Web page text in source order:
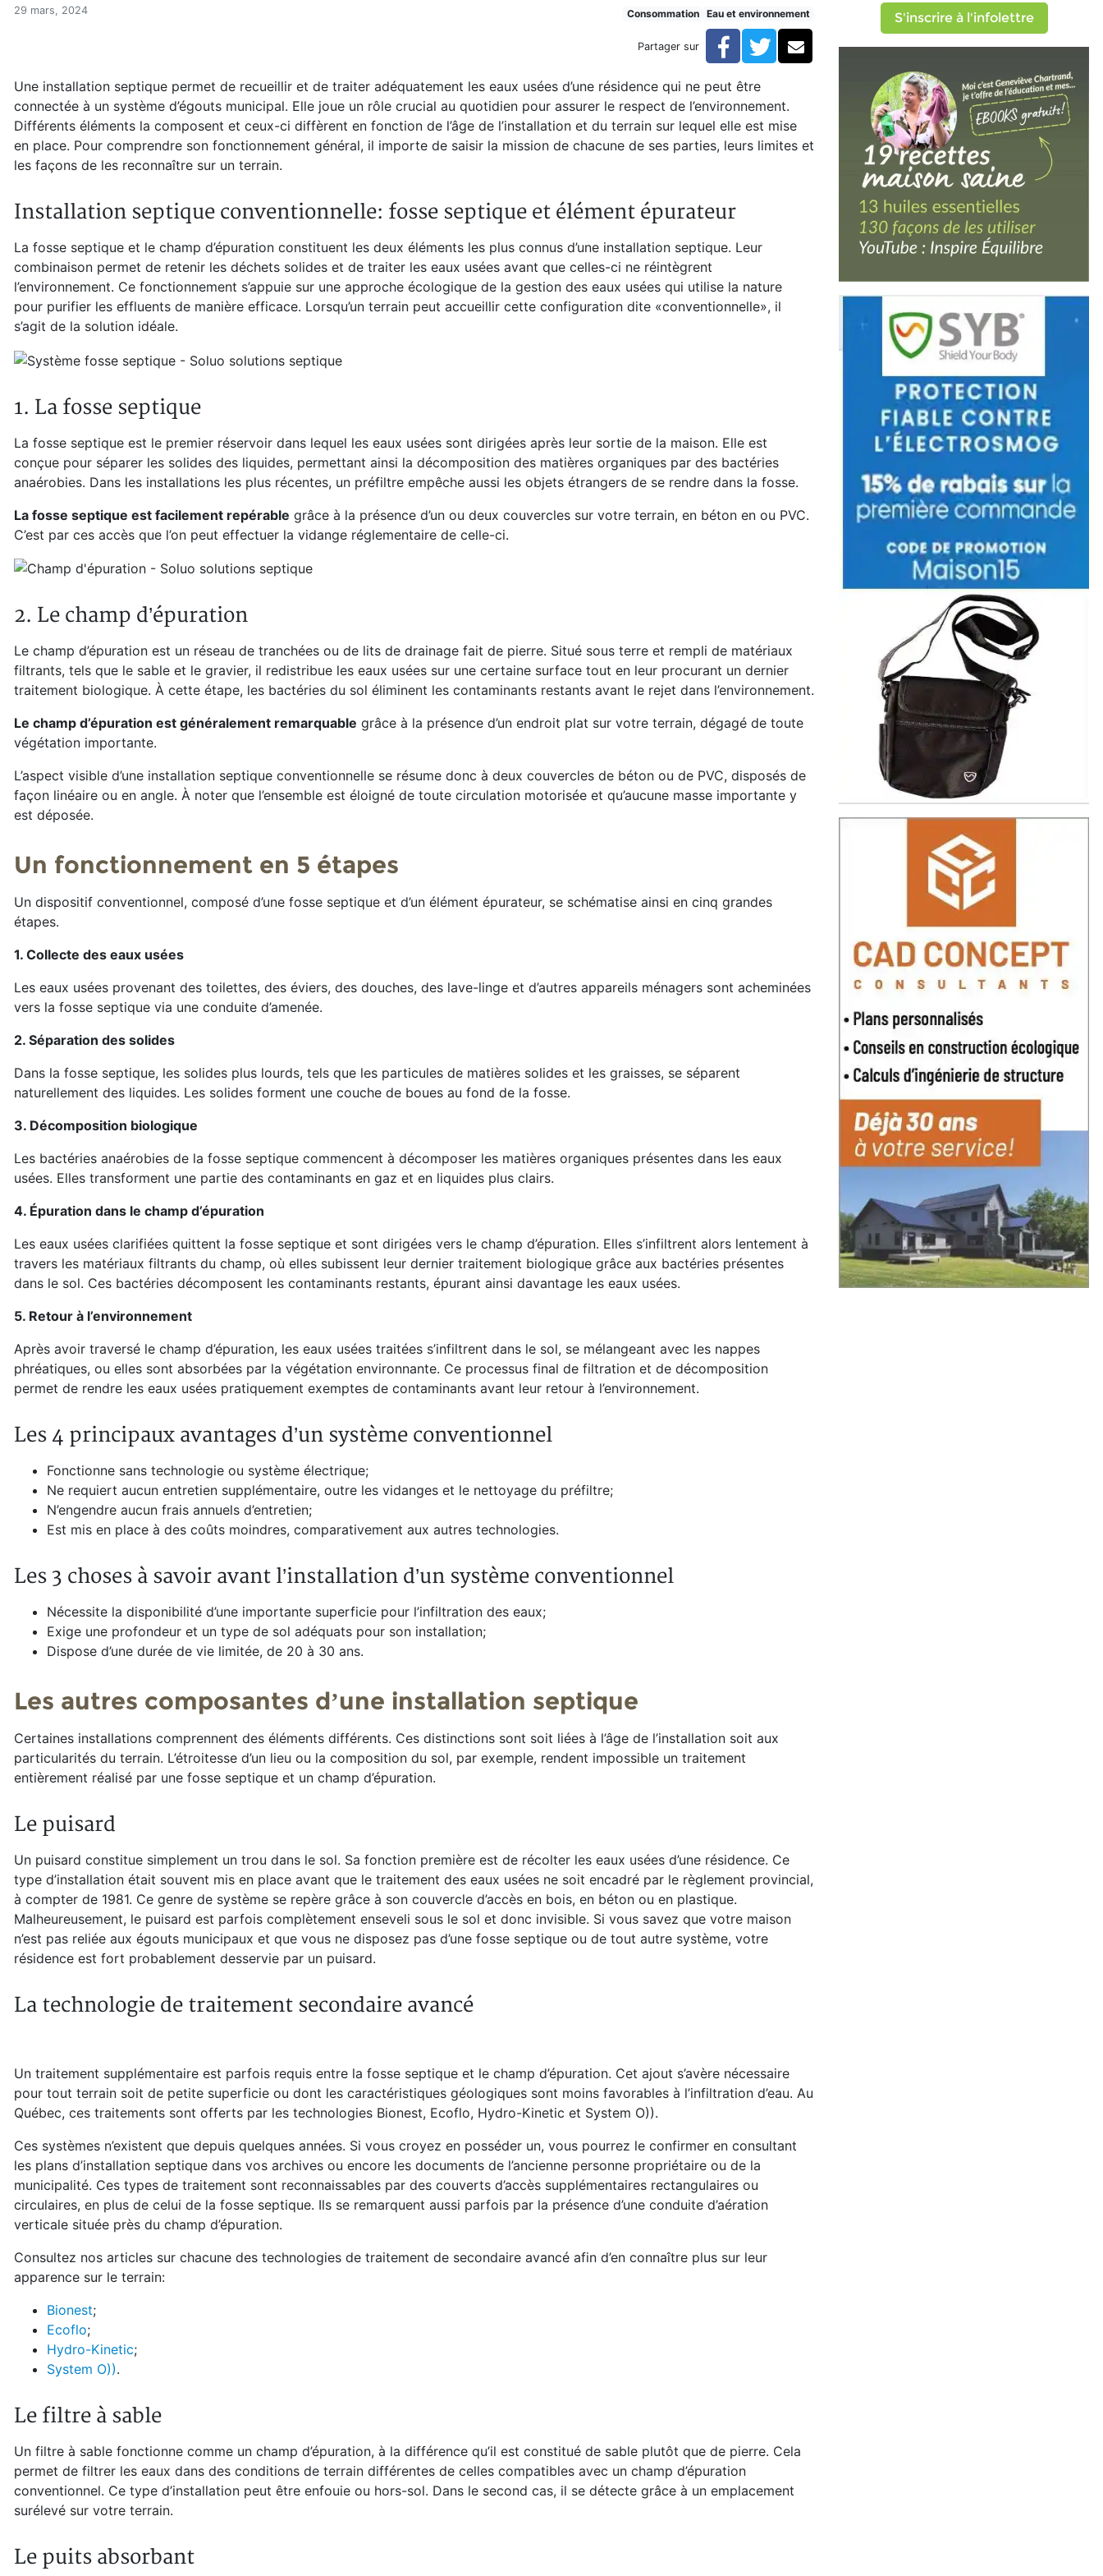
Accueil
Fosse septique : le guide complet
Fosse septique : le guide complet
29 mars, 2024 Consommation Eau et environnement
Partager sur Facebook
TwitterCourriel
Une installation septique permet de recueillir et de traiter adéquatement les eaux usées d’une résidence qui ne peut être
connectée à un système d’égouts municipal. Elle joue un rôle crucial au quotidien pour assurer le respect de l’environnement.
Différents éléments la composent et ceux-ci diffèrent en fonction de l’âge de l’installation et du terrain sur lequel elle est mise
en place. Pour comprendre son fonctionnement général, il importe de saisir la mission de chacune de ses parties, leurs limites et
les façons de les reconnaître sur un terrain.
Installation septique conventionnelle: fosse septique et élément épurateur
La fosse septique et le champ d’épuration constituent les deux éléments les plus connus d’une installation septique. Leur
combinaison permet de retenir les déchets solides et de traiter les eaux usées avant que celles-ci ne réintègrent
l’environnement. Ce fonctionnement s’appuie sur une approche écologique de la gestion des eaux usées qui utilise la nature
pour purifier les effluents de manière efficace. Lorsqu’un terrain peut accueillir cette configuration dite «conventionnelle», il
s’agit de la solution idéale.
1. La fosse septique
La fosse septique est le premier réservoir dans lequel les eaux usées sont dirigées après leur sortie de la maison. Elle est
conçue pour séparer les solides des liquides, permettant ainsi la décomposition des matières organiques par des bactéries
anaérobies. Dans les installations les plus récentes, un préfiltre empêche aussi les objets étrangers de se rendre dans la fosse.
La fosse septique est facilement repérable grâce à la présence d’un ou deux couvercles sur votre terrain, en béton en ou PVC.
C’est par ces accès que l’on peut effectuer la vidange réglementaire de celle-ci.
2. Le champ d’épuration
Le champ d’épuration est un réseau de tranchées ou de lits de drainage fait de pierre. Situé sous terre et rempli de matériaux
filtrants, tels que le sable et le gravier, il redistribue les eaux usées sur une certaine surface tout en leur procurant un dernier
traitement biologique. À cette étape, les bactéries du sol éliminent les contaminants restants avant le rejet dans l’environnement.
Le champ d’épuration est généralement remarquable grâce à la présence d’un endroit plat sur votre terrain, dégagé de toute
végétation importante.
L’aspect visible d’une installation septique conventionnelle se résume donc à deux couvercles de béton ou de PVC, disposés de
façon linéaire ou en angle. À noter que l’ensemble est éloigné de toute circulation motorisée et qu’aucune masse importante y
est déposée.
Un fonctionnement en 5 étapes
Un dispositif conventionnel, composé d’une fosse septique et d’un élément épurateur, se schématise ainsi en cinq grandes
étapes.
1. Collecte des eaux usées
Les eaux usées provenant des toilettes, des éviers, des douches, des lave-linge et d’autres appareils ménagers sont acheminées
vers la fosse septique via une conduite d’amenée.
2. Séparation des solides
Dans la fosse septique, les solides plus lourds, tels que les particules de matières solides et les graisses, se séparent
naturellement des liquides. Les solides forment une couche de boues au fond de la fosse.
3. Décomposition biologique
Les bactéries anaérobies de la fosse septique commencent à décomposer les matières organiques présentes dans les eaux
usées. Elles transforment une partie des contaminants en gaz et en liquides plus clairs.
4. Épuration dans le champ d’épuration
Les eaux usées clarifiées quittent la fosse septique et sont dirigées vers le champ d’épuration. Elles s’infiltrent alors lentement à
travers les matériaux filtrants du champ, où elles subissent leur dernier traitement biologique grâce aux bactéries présentes
dans le sol. Ces bactéries décomposent les contaminants restants, épurant ainsi davantage les eaux usées.
5. Retour à l’environnement
Après avoir traversé le champ d’épuration, les eaux usées traitées s’infiltrent dans le sol, se mélangeant avec les nappes
phréatiques, ou elles sont absorbées par la végétation environnante. Ce processus final de filtration et de décomposition
permet de rendre les eaux usées pratiquement exemptes de contaminants avant leur retour à l’environnement.
Les 4 principaux avantages d’un système conventionnel
Fonctionne sans technologie ou système électrique;
Ne requiert aucun entretien supplémentaire, outre les vidanges et le nettoyage du préfiltre;
N’engendre aucun frais annuels d’entretien;
Est mis en place à des coûts moindres, comparativement aux autres technologies.
Les 3 choses à savoir avant l’installation d’un système conventionnel
Nécessite la disponibilité d’une importante superficie pour l’infiltration des eaux;
Exige une profondeur et un type de sol adéquats pour son installation;
Dispose d’une durée de vie limitée, de 20 à 30 ans.
Les autres composantes d’une installation septique
Certaines installations comprennent des éléments différents. Ces distinctions sont soit liées à l’âge de l’installation soit aux
particularités du terrain. L’étroitesse d’un lieu ou la composition du sol, par exemple, rendent impossible un traitement
entièrement réalisé par une fosse septique et un champ d’épuration.
Le puisard
Un puisard constitue simplement un trou dans le sol. Sa fonction première est de récolter les eaux usées d’une résidence. Ce
type d’installation était souvent mis en place avant que le traitement des eaux usées ne soit encadré par le règlement provincial,
à compter de 1981. Ce genre de système se repère grâce à son couvercle d’accès en bois, en béton ou en plastique.
Malheureusement, le puisard est parfois complètement enseveli sous le sol et donc invisible. Si vous savez que votre maison
n’est pas reliée aux égouts municipaux et que vous ne disposez pas d’une fosse septique ou de tout autre système, votre
résidence est fort probablement desservie par un puisard.
La technologie de traitement secondaire avancé
Un traitement supplémentaire est parfois requis entre la fosse septique et le champ d’épuration. Cet ajout s’avère nécessaire
pour tout terrain soit de petite superficie ou dont les caractéristiques géologiques sont moins favorables à l’infiltration d’eau. Au
Québec, ces traitements sont offerts par les technologies Bionest, Ecoflo, Hydro-Kinetic et System O)).
Ces systèmes n’existent que depuis quelques années. Si vous croyez en posséder un, vous pourrez le confirmer en consultant
les plans d’installation septique dans vos archives ou encore les documents de l’ancienne personne propriétaire ou de la
municipalité. Ces types de traitement sont reconnaissables par des couverts d’accès supplémentaires rectangulaires ou
circulaires, en plus de celui de la fosse septique. Ils se remarquent aussi parfois par la présence d’une conduite d’aération
verticale située près du champ d’épuration.
Consultez nos articles sur chacune des technologies de traitement de secondaire avancé afin d’en connaître plus sur leur
apparence sur le terrain:
Bionest;
Ecoflo;
Hydro-Kinetic;
System O)).
Le filtre à sable
Un filtre à sable fonctionne comme un champ d’épuration, à la différence qu’il est constitué de sable plutôt que de pierre. Cela
permet de filtrer les eaux dans des conditions de terrain différentes de celles compatibles avec un champ d’épuration
conventionnel. Ce type d’installation peut être enfouie ou hors-sol. Dans le second cas, il se détecte grâce à un emplacement
surélevé sur votre terrain.
Le puits absorbant
S'inscrire à l'infolettre